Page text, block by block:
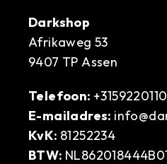
Darkshop
Afrikaweg 53
9407 TP Assen
Telefoon:
E-mailadres:
KvK: 81252234
BTW: